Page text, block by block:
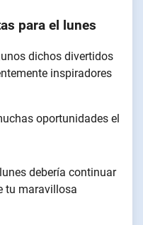
para el lunes
dichos divertidos
inspiradores
oportunidades el
debería continuar
tu maravillosa